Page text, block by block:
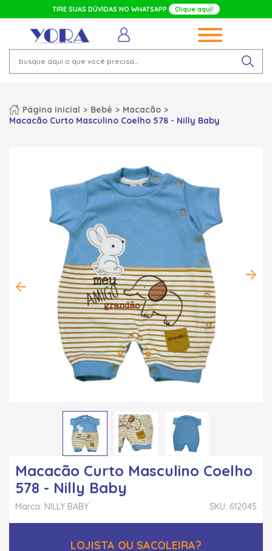
TIRE SUAS DÚVIDAS NO WHATSAPP Clique aqui!
Página inicial Bebê
Macacão
Macacão Curto Masculino Coelho 578 - Nilly Baby
Macacão Curto Masculino Coelho
578 - Nilly Baby
SKU: 612045
Marca: NILLY BABY
LOJISTA OU SACOLEIRA?